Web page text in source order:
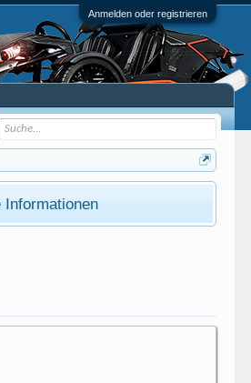
Anmelden oder registrieren
Informationen